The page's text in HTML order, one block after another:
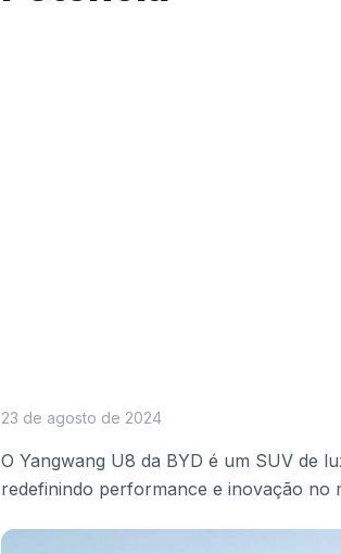
23 de agosto de 2024
O Yangwang U8 da BYD é um SUV de
redefinindo performance e inovação no